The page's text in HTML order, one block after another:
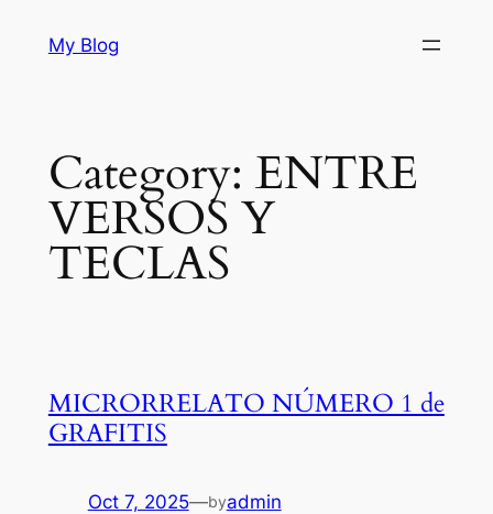
My Blog
Category: ENTRE
VERSOS Y
TECLAS
MICRORRELATO NÚMERO 1 de
GRAFITIS
Oct 7, 2025—byadmin